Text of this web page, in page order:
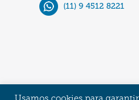
(11) 9 4512 8221